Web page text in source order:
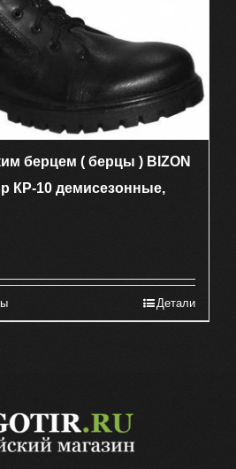
товара.
берцем ( берцы ) BIZON
КР-10 демисезонные,
Этот
Опции
можно
Детали